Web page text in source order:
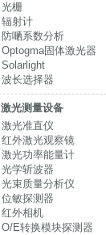
光栅
辐射计
防嗮系数分析
Optogma固体激光器
Solarlight
波长选择器
激光测量设备
激光准直仪
红外激光观察镜
激光功率能量计
光学斩波器
光束质量分析仪
位敏探测器
红外相机
O/E转换模块探测器